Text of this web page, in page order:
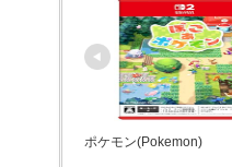
ポケモン(Pokemon)